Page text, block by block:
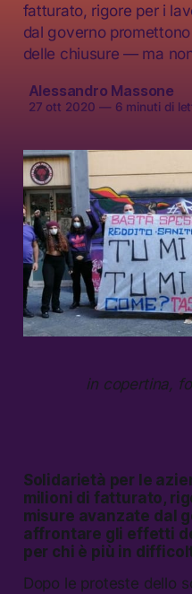
fatturato, rigore per i
dal governo
delle chiusure — ma
Alessandro Massone
27 ott 2020 — 6 minuti di
in copertina,
Solidarietà per le
milioni di fatturato,
misure avanzate dal
affrontare gli effetti
per chi è più in
Dopo le proteste dello